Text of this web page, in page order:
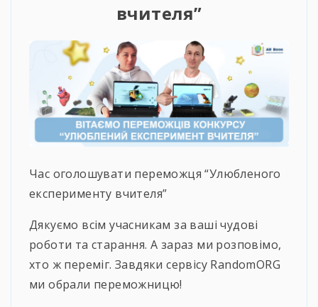
вчителя”
Час оголошувати переможця “Улюбленого
експерименту вчителя”
Дякуємо всім учасникам за ваші чудові
роботи та старання. А зараз ми розповімо,
хто ж переміг. Завдяки сервісу RandomORG
ми обрали переможницю!